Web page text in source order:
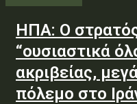
ΗΠΑ: Ο στρατός
“ουσιαστικά
ακριβείας,
πόλεμο στο